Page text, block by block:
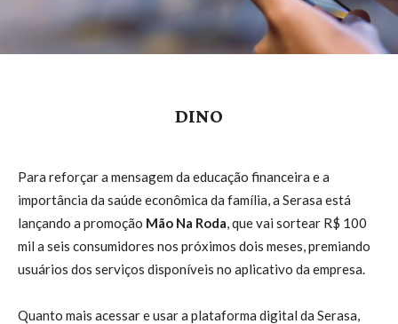
DINO
Para reforçar a mensagem da educação financeira e a
importância da saúde econômica da família, a Serasa está
lançando a promoção Mão Na Roda , que vai sortear R$ 100
mil a seis consumidores nos próximos dois meses, premiando
usuários dos serviços disponíveis no aplicativo da empresa.
Quanto mais acessar e usar a plataforma digital da Serasa,